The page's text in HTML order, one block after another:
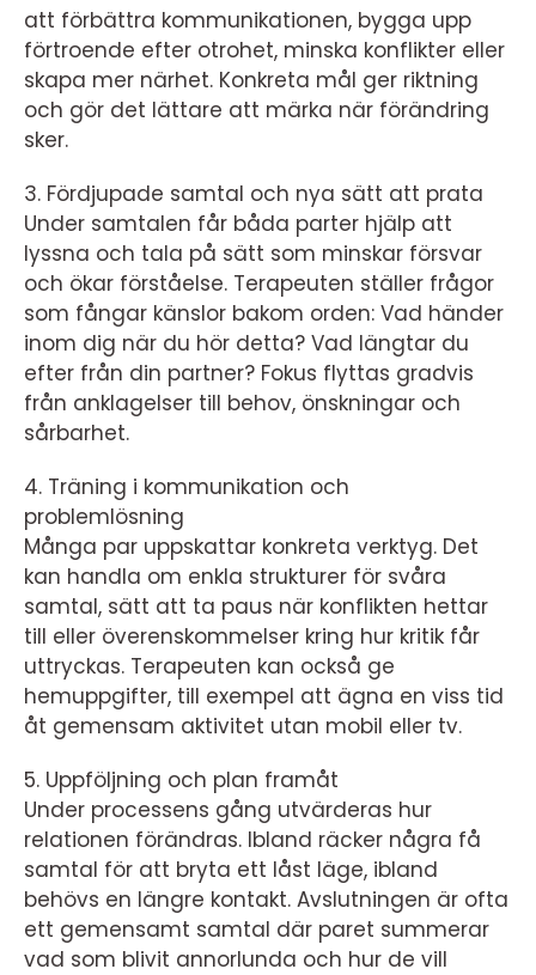
att förbättra kommunikationen, bygga upp
förtroende efter otrohet, minska konflikter eller
skapa mer närhet. Konkreta mål ger riktning
och gör det lättare att märka när förändring
sker.
3. Fördjupade samtal och nya sätt att prata
Under samtalen får båda parter hjälp att
lyssna och tala på sätt som minskar försvar
och ökar förståelse. Terapeuten ställer frågor
som fångar känslor bakom orden: Vad händer
inom dig när du hör detta? Vad längtar du
efter från din partner? Fokus flyttas gradvis
från anklagelser till behov, önskningar och
sårbarhet.
4. Träning i kommunikation och
problemlösning
Många par uppskattar konkreta verktyg. Det
kan handla om enkla strukturer för svåra
samtal, sätt att ta paus när konflikten hettar
till eller överenskommelser kring hur kritik får
uttryckas. Terapeuten kan också ge
hemuppgifter, till exempel att ägna en viss tid
åt gemensam aktivitet utan mobil eller tv.
5. Uppföljning och plan framåt
Under processens gång utvärderas hur
relationen förändras. Ibland räcker några få
samtal för att bryta ett låst läge, ibland
behövs en längre kontakt. Avslutningen är ofta
ett gemensamt samtal där paret summerar
vad som blivit annorlunda och hur de vill